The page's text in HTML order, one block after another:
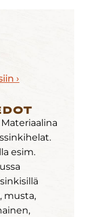
esim.
musta,
›